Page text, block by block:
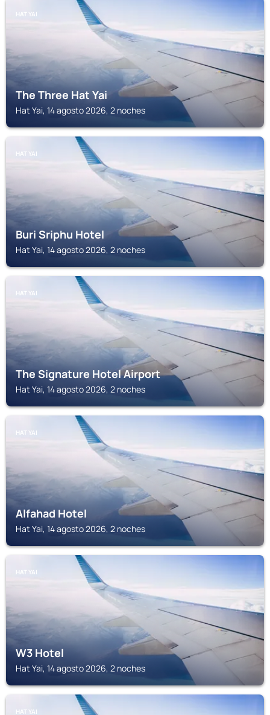
HAT YAI
The Three Hat Yai
Hat Yai, 14 agosto 2026, 2 noches
HAT YAI
Buri Sriphu Hotel
Hat Yai, 14 agosto 2026, 2 noches
HAT YAI
The Signature Hotel Airport
Hat Yai, 14 agosto 2026, 2 noches
HAT YAI
Alfahad Hotel
Hat Yai, 14 agosto 2026, 2 noches
HAT YAI
W3 Hotel
Hat Yai, 14 agosto 2026, 2 noches
HAT YAI